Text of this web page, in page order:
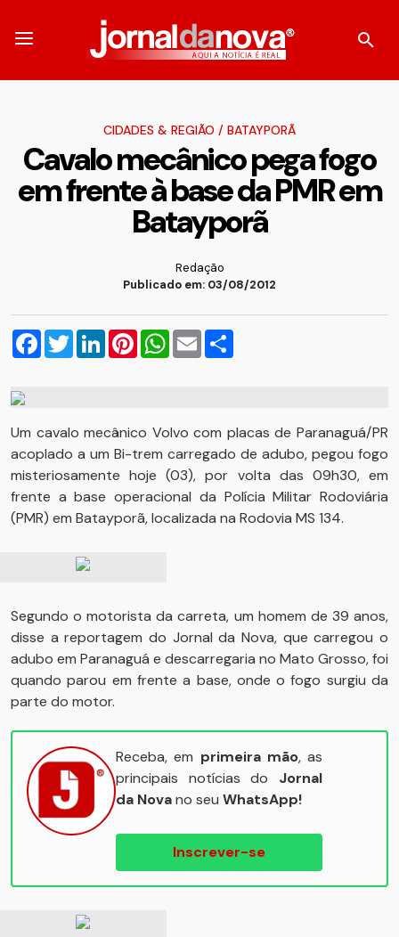
CIDADES & REGIÃO / BATAYPORÃ
Cavalo mecânico pega fogo
em frente à base da PMR em
Batayporã
Redação
Publicado em: 03/08/2012
Facebook
TwitterLinkedInPinterestWhatsApp
Email
Um cavalo mecânico Volvo com placas de Paranaguá/PR
acoplado a um Bi-trem carregado de adubo, pegou fogo
misteriosamente hoje (03), por volta das 09h30, em
frente a base operacional da Polícia Militar Rodoviária
(PMR) em Batayporã, localizada na Rodovia MS 134.
Segundo o motorista da carreta, um homem de 39 anos,
disse a reportagem do Jornal da Nova, que carregou o
adubo em Paranaguá e descarregaria no Mato Grosso, foi
quando parou em frente a base, onde o fogo surgiu da
parte do motor.
Receba, em primeira mão, as
principais notícias do Jornal
da Novano seu WhatsApp!
Inscrever-se